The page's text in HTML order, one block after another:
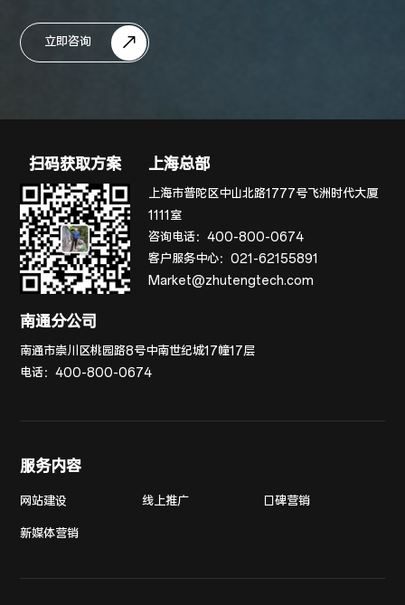
立即咨询
扫码获取方案 上海总部
上海市普陀区中山北路1777号飞洲时代大厦
1111室
咨询电话：400-800-0674
客户服务中心：021-62155891
Market@zhutengtech.com
南通分公司
南通市崇川区桃园路8号中南世纪城17幢17层
电话：400-800-0674
服务内容
网站建设 线上推广 口碑营销
新媒体营销